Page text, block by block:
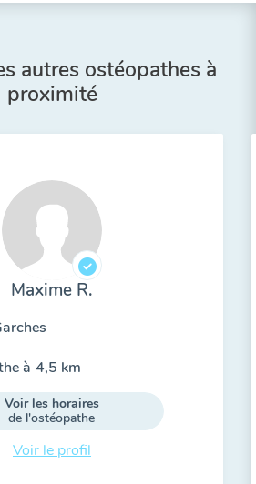
autres ostéopathes à
proximité
Maxime R.
à 4,5 km
Voir les horaires
de l'ostéopathe
Voir le profil